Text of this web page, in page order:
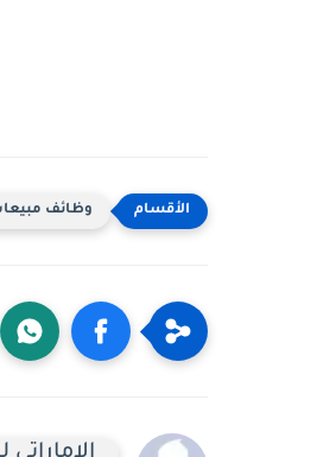
وظائف